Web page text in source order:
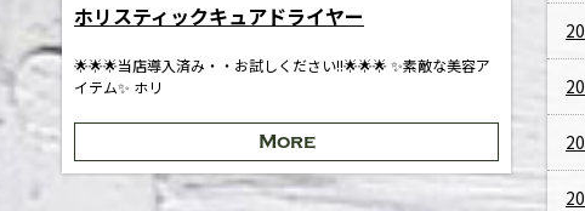
ホリスティックキュアドライヤー
🌟🌟🌟当店導入済み・・お試しください!!🌟🌟🌟 ✨素敵な美容ア
イテム✨ ホリ
More